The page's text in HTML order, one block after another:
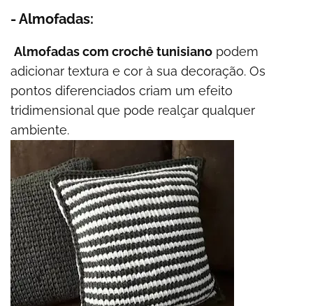
- Almofadas:
Almofadas com crochê tunisiano podem
adicionar textura e cor à sua decoração. Os
pontos diferenciados criam um efeito
tridimensional que pode realçar qualquer
ambiente.